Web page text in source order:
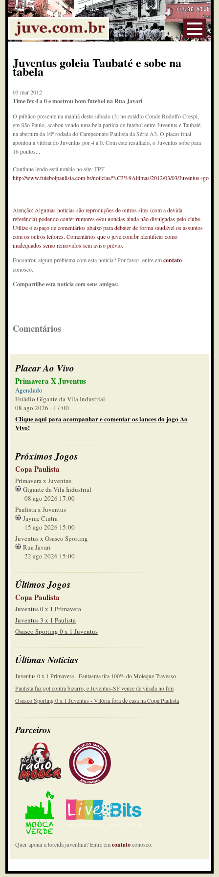
Juventus goleia Taubaté e sobe na
tabela
03 mar 2012
Time fez 4 a 0 e mostrou bom futebol na Rua Javari
O público presente na manhã deste sábado (3) no estádio Conde Rodolfo Crespi,
em São Paulo, acabou vendo uma bela partida de futebol entre Juventus e Taubaté,
na abertura da 10ª rodada do Campeonato Paulista da Série A3. O placar final
apontou a vitória do Juventus por 4 a 0. Com este resultado, o Juventus sobe para
16 pontos...
Continue lendo está notícia no site: FPF
http://www.futebolpaulista.com.br/noticias/%C3%9Altimas/2012/03/03/
Atenção: Algumas notícias são reproduções de outros sites (com a devida
referência) podendo conter rumores e/ou notícias ainda não divulgadas pelo clube.
Utilize o espaço de comentários abaixo para debater de forma saudável os assuntos
com os outros leitores. Comentários que o juve.com.br identificar como
inadequados serão removidos sem aviso prévio.
Encontrou algum problema com esta notícia? Por favor, entre emcontato
conosco.
Compartilhe esta notícia com seus amigos:
Comentários
Placar Ao Vivo
Primavera X Juventus
Agendado
Estádio Gigante da Vila Industrial
08 ago 2026 - 17:00
Clique aqui para acompanhar e comentar os lances do jogo Ao
Vivo!
Próximos Jogos
Copa Paulista
Primavera x Juventus
Gigante da Vila Industrial
08 ago 2026 17:00
Paulista x Juventus
Jayme Cintra
15 ago 2026 15:00
Juventus x Osasco Sporting
Rua Javari
22 ago 2026 15:00
Últimos Jogos
Copa Paulista
Juventus 0 x 1 Primavera
Juventus 3 x 1 Paulista
Osasco Sporting 0 x 1 Juventus
Últimas Notícias
Juventus 0 x 1 Primavera - Fantasma tira 100% do Moleque Travesso
Paulista faz gol contra bizarro, e Juventus-SP vence de virada no fim
Osasco Sporting 0 x 1 Juventus - Vitória fora de casa na Copa Paulista
Parceiros
Quer apoiar a torcida juventina? Entre emcontatoconosco.